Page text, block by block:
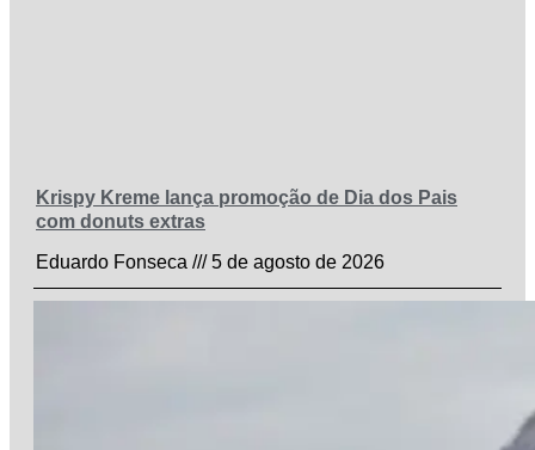
Krispy Kreme lança promoção de Dia dos Pais
com donuts extras
Eduardo Fonseca
5 de agosto de 2026